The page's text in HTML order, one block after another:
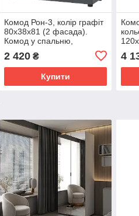
Комод Рон-3, колір графіт
80х38х81 (2 фасада).
Комод у спальню,
2 420₴
Купити
4